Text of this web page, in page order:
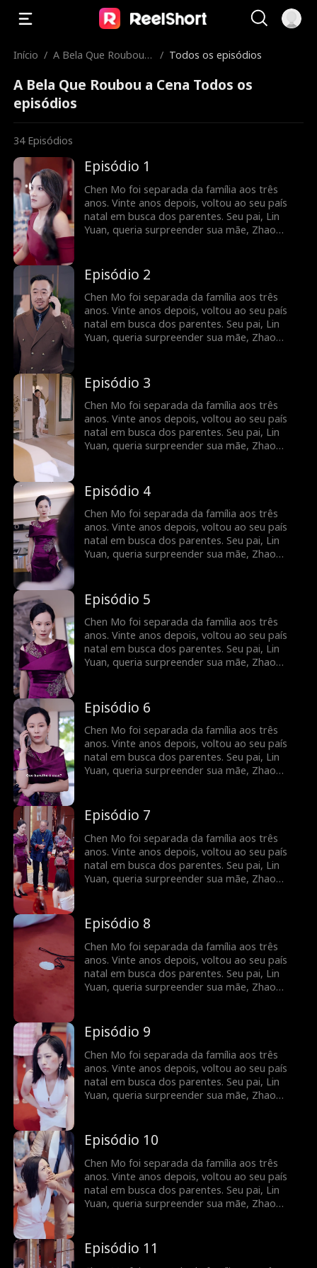
Início / A Bela Que Roubou a
/ Todos os episódios
A Bela Que Roubou a Cena Todos os
episódios
34 Episódios
Episódio 1
Chen Mo foi separada da família aos três
anos. Vinte anos depois, voltou ao seu país
natal em busca dos parentes. Seu pai, Lin
Yuan, queria surpreender sua mãe, Zhao
Zhao Huiru. No entanto, devido a algumas
fotos e anotações no celular do pai, Zhao
Huiru confundiu a filha com uma amante e
maltratou Chen Mo na festa de aniversário
preparada. Só no final Zhao Huiru percebeu
que havia injustiçado sua própria filha
Episódio 2
Chen Mo foi separada da família aos três
anos. Vinte anos depois, voltou ao seu país
natal em busca dos parentes. Seu pai, Lin
Yuan, queria surpreender sua mãe, Zhao
Zhao Huiru. No entanto, devido a algumas
fotos e anotações no celular do pai, Zhao
Huiru confundiu a filha com uma amante e
maltratou Chen Mo na festa de aniversário
preparada. Só no final Zhao Huiru percebeu
que havia injustiçado sua própria filha
Episódio 3
Chen Mo foi separada da família aos três
anos. Vinte anos depois, voltou ao seu país
natal em busca dos parentes. Seu pai, Lin
Yuan, queria surpreender sua mãe, Zhao
Zhao Huiru. No entanto, devido a algumas
fotos e anotações no celular do pai, Zhao
Huiru confundiu a filha com uma amante e
maltratou Chen Mo na festa de aniversário
preparada. Só no final Zhao Huiru percebeu
que havia injustiçado sua própria filha
Episódio 4
Chen Mo foi separada da família aos três
anos. Vinte anos depois, voltou ao seu país
natal em busca dos parentes. Seu pai, Lin
Yuan, queria surpreender sua mãe, Zhao
Zhao Huiru. No entanto, devido a algumas
fotos e anotações no celular do pai, Zhao
Huiru confundiu a filha com uma amante e
maltratou Chen Mo na festa de aniversário
preparada. Só no final Zhao Huiru percebeu
que havia injustiçado sua própria filha
Episódio 5
Chen Mo foi separada da família aos três
anos. Vinte anos depois, voltou ao seu país
natal em busca dos parentes. Seu pai, Lin
Yuan, queria surpreender sua mãe, Zhao
Zhao Huiru. No entanto, devido a algumas
fotos e anotações no celular do pai, Zhao
Huiru confundiu a filha com uma amante e
maltratou Chen Mo na festa de aniversário
preparada. Só no final Zhao Huiru percebeu
que havia injustiçado sua própria filha
Episódio 6
Chen Mo foi separada da família aos três
anos. Vinte anos depois, voltou ao seu país
natal em busca dos parentes. Seu pai, Lin
Yuan, queria surpreender sua mãe, Zhao
Zhao Huiru. No entanto, devido a algumas
fotos e anotações no celular do pai, Zhao
Huiru confundiu a filha com uma amante e
maltratou Chen Mo na festa de aniversário
preparada. Só no final Zhao Huiru percebeu
que havia injustiçado sua própria filha
Episódio 7
Chen Mo foi separada da família aos três
anos. Vinte anos depois, voltou ao seu país
natal em busca dos parentes. Seu pai, Lin
Yuan, queria surpreender sua mãe, Zhao
Zhao Huiru. No entanto, devido a algumas
fotos e anotações no celular do pai, Zhao
Huiru confundiu a filha com uma amante e
maltratou Chen Mo na festa de aniversário
preparada. Só no final Zhao Huiru percebeu
que havia injustiçado sua própria filha
Episódio 8
Chen Mo foi separada da família aos três
anos. Vinte anos depois, voltou ao seu país
natal em busca dos parentes. Seu pai, Lin
Yuan, queria surpreender sua mãe, Zhao
Zhao Huiru. No entanto, devido a algumas
fotos e anotações no celular do pai, Zhao
Huiru confundiu a filha com uma amante e
maltratou Chen Mo na festa de aniversário
preparada. Só no final Zhao Huiru percebeu
que havia injustiçado sua própria filha
Episódio 9
Chen Mo foi separada da família aos três
anos. Vinte anos depois, voltou ao seu país
natal em busca dos parentes. Seu pai, Lin
Yuan, queria surpreender sua mãe, Zhao
Zhao Huiru. No entanto, devido a algumas
fotos e anotações no celular do pai, Zhao
Huiru confundiu a filha com uma amante e
maltratou Chen Mo na festa de aniversário
preparada. Só no final Zhao Huiru percebeu
que havia injustiçado sua própria filha
Episódio 10
Chen Mo foi separada da família aos três
anos. Vinte anos depois, voltou ao seu país
natal em busca dos parentes. Seu pai, Lin
Yuan, queria surpreender sua mãe, Zhao
Zhao Huiru. No entanto, devido a algumas
fotos e anotações no celular do pai, Zhao
Episódio 11